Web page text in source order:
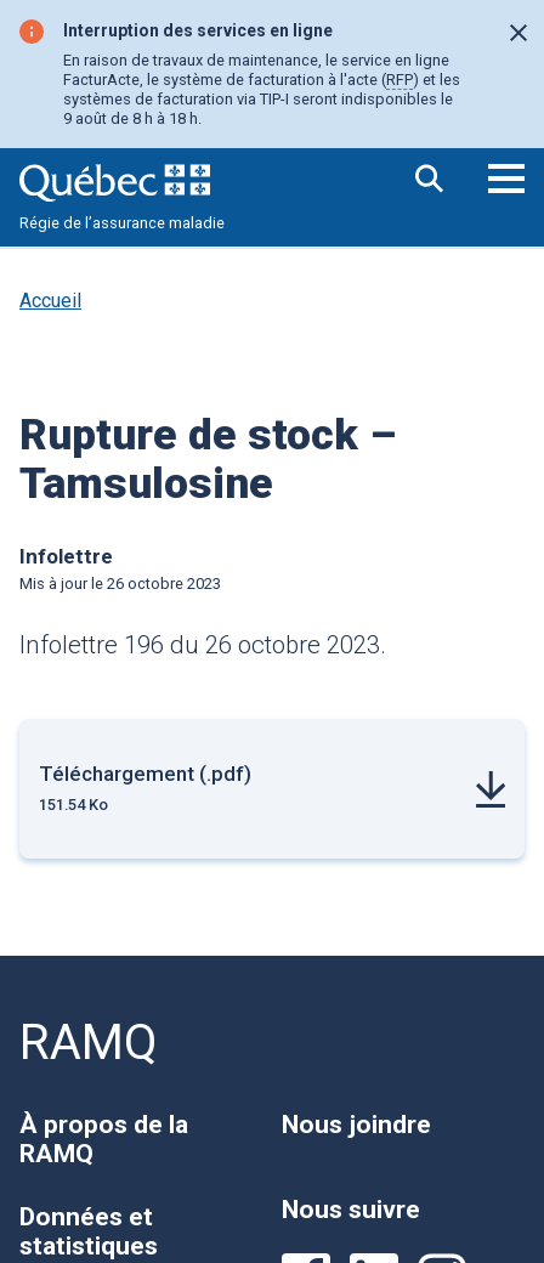
contenu
principal
Interruption des services en ligne
En raison de travaux de maintenance, le service en ligne
FacturActe, le système de facturation à l'acte (RFP) et les
systèmes de facturation via TIP-I seront indisponibles le
9 août de 8 h à 18 h.
Régie de l’assurance maladie
Accueil
Rupture de stock –
Tamsulosine
Infolettre
Mis à jour le 26 octobre 2023
Infolettre 196 du 26 octobre 2023.
Téléchargement (.pdf)
151.54 Ko
RAMQ
À propos de la
RAMQ
Données et
statistiques
Nous joindre
Nous suivre